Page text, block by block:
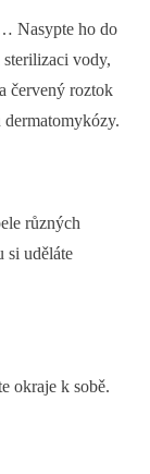
Nasypte ho do
vody,
červený roztok
různých
si uděláte
okraje k sobě.